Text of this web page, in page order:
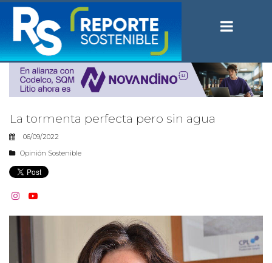
La tormenta perfecta pero sin agua
06/09/2022
Opinión Sostenible
 